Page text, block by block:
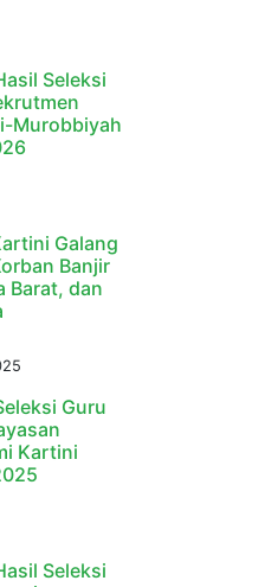
Seleksi
Murobbiyah
Galang
Banjir
Barat, dan
Guru
Kartini
Seleksi